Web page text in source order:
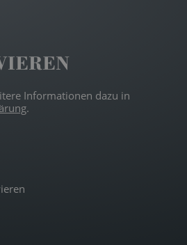
Informationen dazu in
.